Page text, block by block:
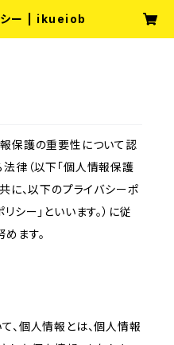
シー | ikueiob
保護の重要性について認
律（以下「個人情報保護
に、以下のプライバシーポ
シー」といいます。）に従
ます。
、個人情報とは、個人情報